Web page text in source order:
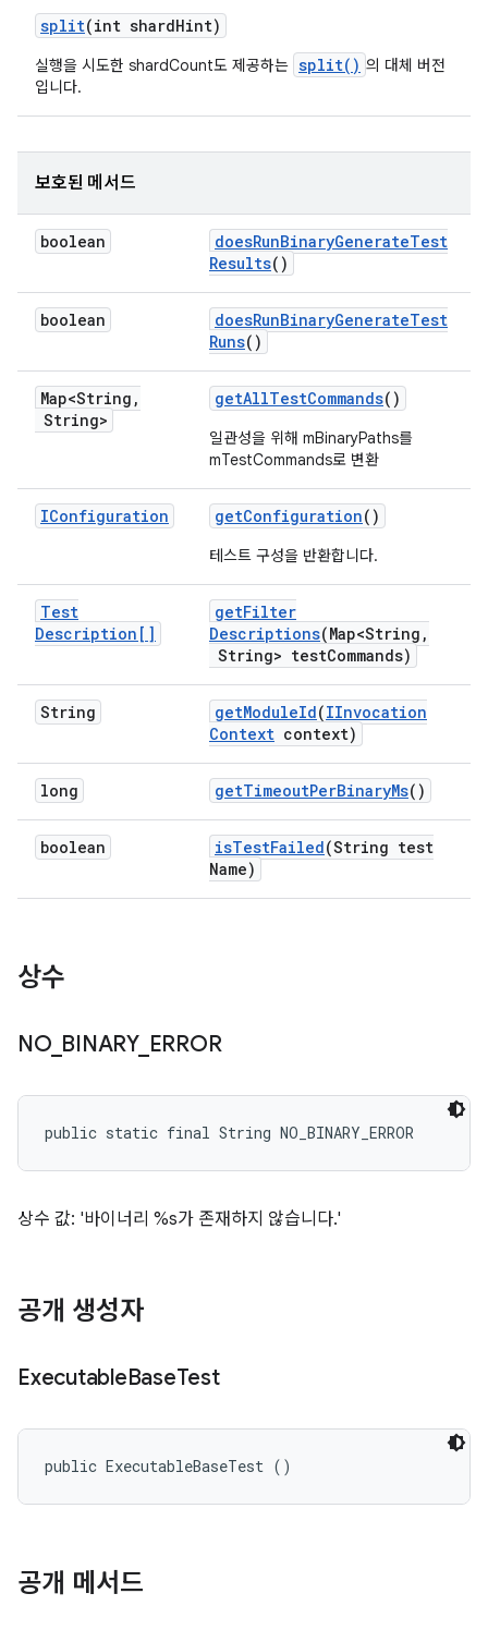
split(int shardHint)
실행을 시도한 shardCount도 제공하는 split() 의 대체 버전
입니다.
보호된 메서드
boolean doesRunBinaryGenerateTest
Results()
boolean doesRunBinaryGenerateTest
Runs()
Map<String ,
String>
getAllTestCommands()
일관성을 위해 mBinaryPaths를
mTestCommands로 변환
IConfiguration getConfiguration()
테스트 구성을 반환합니다.
Test
Description[]
getFilter
Descriptions(Map<String ,
String> testCommands)
String getModuleId(IInvocation
Context context)
long getTimeoutPerBinaryMs()
boolean isTestFailed(String test
Name)
상수
NO_ BINARY_ ERROR
public static final String NO_BINARY_ERROR
상수 값: '바이너리 %s가 존재하지 않습니다.'
공개 생성자
ExecutableBaseTest
public ExecutableBaseTest ()
공개 메서드